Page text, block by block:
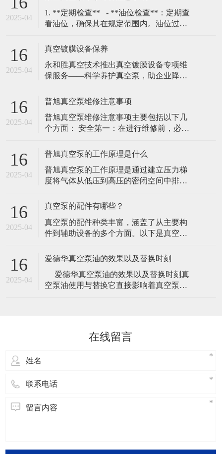
2025-04
​1. **定期检查** - **油位检查**：定期查
看油位，确保其在规定范围内。油位过低
- **油质检查**：定期检查油的颜色和清洁
### 2. **更换真空泵油**
16
2025-04
真空镀膜设备保养
​永和胜真空技术推出真空镀膜设备专项维
保服务——科学养护真空泵，助企业降本
空镀膜技术在高精密制造、光学镀膜、耐
磨涂层等领域的广泛应用，设备核心部件
真空泵的稳定运行成为企业关注的重点。
永和胜真空技术有限责任公司凭借20年行
16
2025-04
普旭真空泵维修注意事项
普旭真空泵维修注意事项‌主要包括以下几
个方面： ‌安全第一‌：在进行维修前，必须
压力已经降至安全范围。在维修过程中，
穿戴好防护用具，避免发生意外伤害。 ‌细
节至上‌：在维修过程中，需要仔细观察每
一个部件的工作情况，查找问题的根源。
16
2025-04
普旭真空泵的工作原理是什么
普旭真空泵的工作原理是通过建立压力梯
度将气体从低压到高压的密闭空间中排
普旭真空泵通常由排气部分、抽气部分和
通过机械运动将气体抽出密闭空间。 普旭
真空泵在应用中具有广泛的使用场景，包
作压
16
2025-04
真空泵的配件有哪些？
真空泵的配件种类丰富，涵盖了从主要构
件到辅助设备的多个方面。以下是真空泵
心部件，通过压缩和抽气，使气体排出系
大抽气速度，提高真空泵的工作效率。 导
叶：用于引导气体流动的方向，使气体流
16
2025-04
爱德华真空泵油的效果以及替换时刻
​ 爱德华真空泵油的效果以及替换时刻真
空泵油使用与替换它直接影响着真空泵的
容，欢迎阅读！爱德华真空泵油的效
在线留言